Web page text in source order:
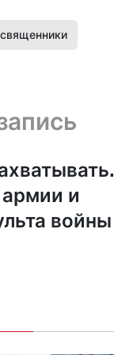
священники
запись
и
войны